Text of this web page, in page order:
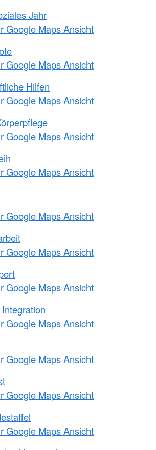
Jahr
Google Maps Ansicht
Google Maps Ansicht
Hilfen
Google Maps Ansicht
Google Maps Ansicht
Google Maps Ansicht
Google Maps Ansicht
Google Maps Ansicht
Google Maps Ansicht
Google Maps Ansicht
Google Maps Ansicht
Google Maps Ansicht
Google Maps Ansicht